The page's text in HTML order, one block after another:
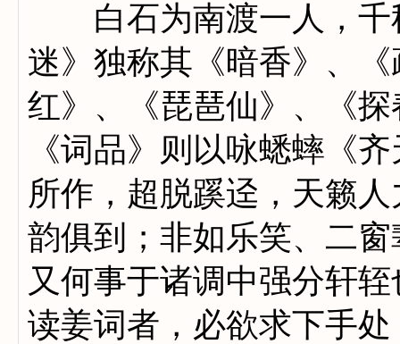
白石为南渡一人，千
迷》独称其《暗香》、
红》、《琵琶仙》、《
《词品》则以咏蟋蟀《
所作，超脱蹊迳，天籁
韵俱到；非如乐笑、二
又何事于诸调中强分轩
读姜词者，必欲求下手